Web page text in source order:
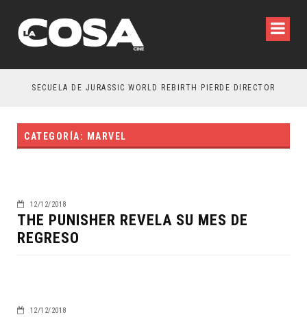
SECUELA DE JURASSIC WORLD REBIRTH PIERDE DIRECTOR
CATEGORÍA: MARVEL
12/12/2018
THE PUNISHER REVELA SU MES DE
REGRESO
12/12/2018